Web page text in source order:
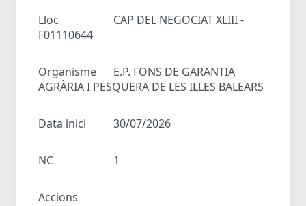
Lloc
CAP DEL NEGOCIAT XLIII -
F01110644
Organisme
E.P. FONS DE GARANTIA
AGRÀRIA I PESQUERA DE LES ILLES BALEARS
Data inici 30/07/2026
NC 1
Accions